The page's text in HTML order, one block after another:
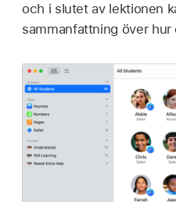
och i slutet av lektionen
sammanfattning över